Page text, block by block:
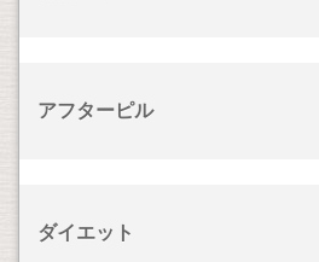
アフターピル
ダイエット